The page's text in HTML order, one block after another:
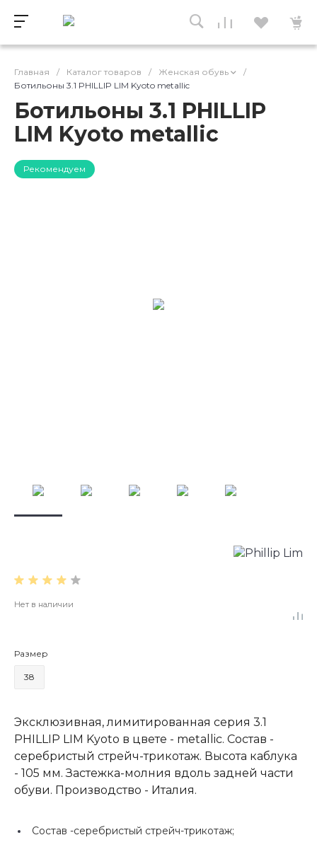
Главная / Каталог товаров / Женская обувь
/
Ботильоны 3.1 PHILLIP LIM Kyoto metallic
Ботильоны 3.1 PHILLIP
LIM Kyoto metallic
Рекомендуем
Нет в наличии
Размер
38
Эксклюзивная, лимитированная серия 3.1
PHILLIP LIM Kyoto в цвете - metallic. Состав -
серебристый стрейч-трикотаж. Высота каблука
- 105 мм. Застежка-молния вдоль задней части
обуви. Производство - Италия.
Состав -серебристый стрейч-трикотаж;